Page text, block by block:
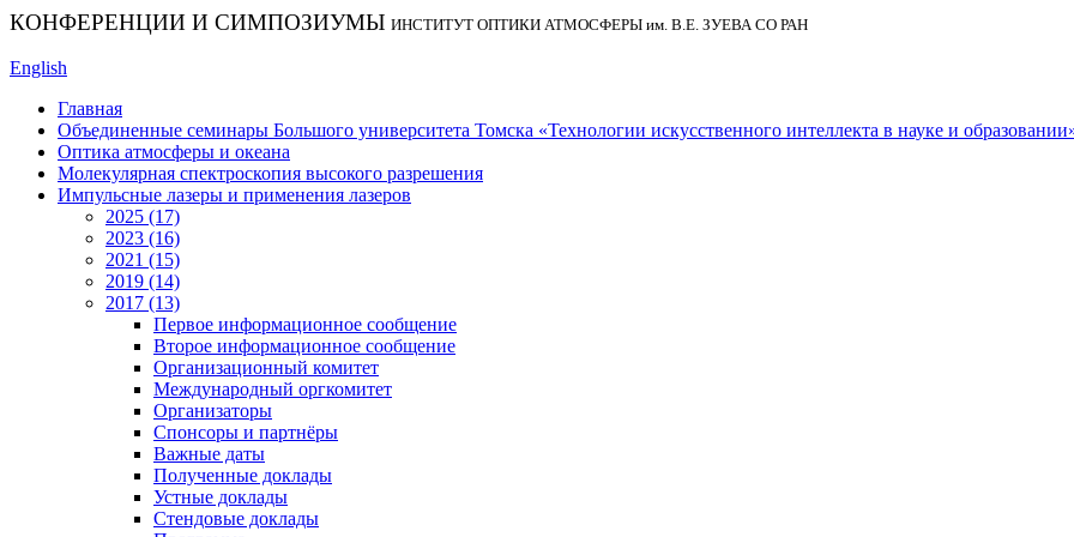
КОНФЕРЕНЦИИ И СИМПОЗИУМЫ ИНСТИТУТ ОПТИКИ АТМОСФЕРЫ им. В.Е. ЗУЕВА СО РАН
English
Главная
Объединенные семинары Большого университета Томска «Технологии искусственного интеллекта в науке и
Оптика атмосферы и океана
Молекулярная спектроскопия высокого разрешения
Импульсные лазеры и применения лазеров
2025 (17)
2023 (16)
2021 (15)
2019 (14)
2017 (13)
Первое информационное сообщение
Второе информационное сообщение
Организационный комитет
Международный оргкомитет
Организаторы
Спонсоры и партнёры
Важные даты
Полученные доклады
Устные доклады
Стендовые доклады